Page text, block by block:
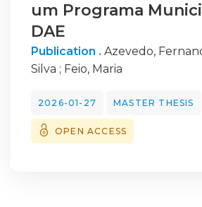
um Programa
DAE
Publication . Azevedo,
Silva ; Feio, Maria
2026-01-27 MASTER THESIS
OPEN ACCESS